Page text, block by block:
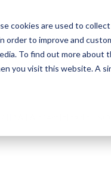
cookies are used to
order to improve and
To find out more about
you visit this website. A
Referencias
Certificado